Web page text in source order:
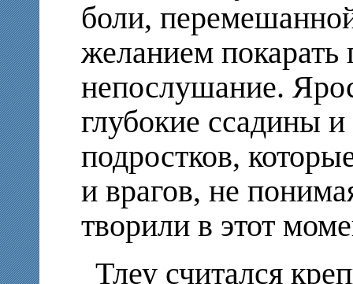
боли,
желанием покарать
непослушание.
глубокие ссадины
подростков,
и врагов, не
творили в этот
Тлеу считался